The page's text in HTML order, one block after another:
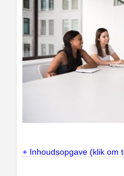
+ Inhoudsopgave (klik om